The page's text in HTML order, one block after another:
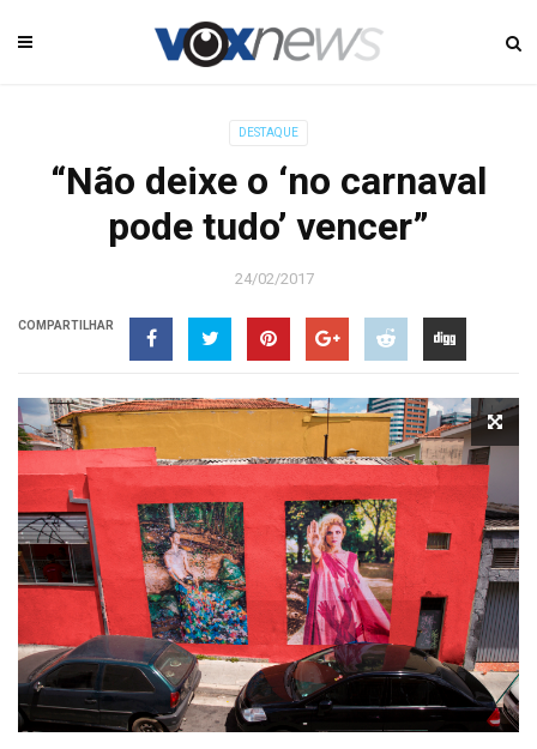
DESTAQUE
“Não deixe o ‘no carnaval
pode tudo’ vencer”
24/02/2017
COMPARTILHAR